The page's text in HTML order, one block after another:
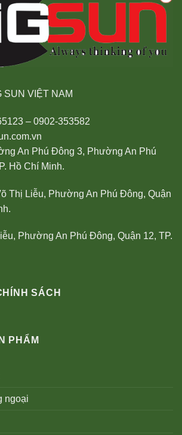
SUN VIỆT NAM
– 0902-353582
An Phú Đông 3, Phường An Phú
Hồ Chí Minh.
Thị Liễu, Phường An Phú Đông, Quận
Phường An Phú Đông, Quận 12, TP.
SÁCH
PHẨM
ngoại